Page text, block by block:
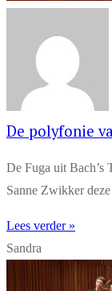
De polyfonie
De Fuga uit Bach’s
Sanne Zwikker
Lees verder »
Sandra